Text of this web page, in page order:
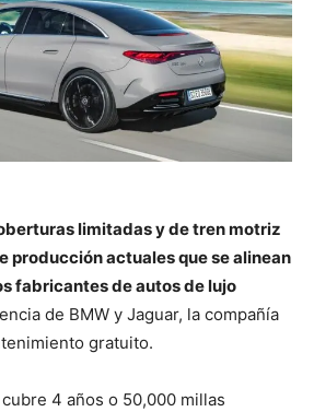
limitadas y de tren motriz
producción actuales que se alinean
fabricantes de autos de lujo
de BMW y Jaguar, la compañía
gratuito.
4 años o 50,000 millas